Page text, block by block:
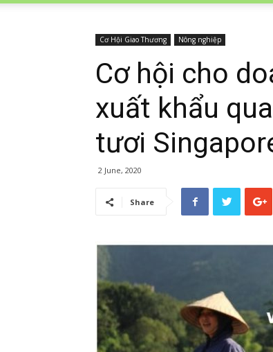
Cơ Hội Giao Thương Nông nghiệp
Cơ hội cho
xuất khẩu
tươi
2 June, 2020
Share